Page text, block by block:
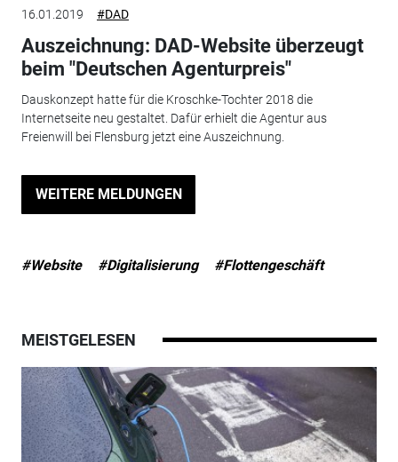
16.01.2019 #DAD
Auszeichnung: DAD-Website überzeugt
beim "Deutschen Agenturpreis"
Dauskonzept hatte für die Kroschke-Tochter 2018 die
Internetseite neu gestaltet. Dafür erhielt die Agentur aus
Freienwill bei Flensburg jetzt eine Auszeichnung.
WEITERE MELDUNGEN
#Website #Digitalisierung #Flottengeschäft
MEISTGELESEN